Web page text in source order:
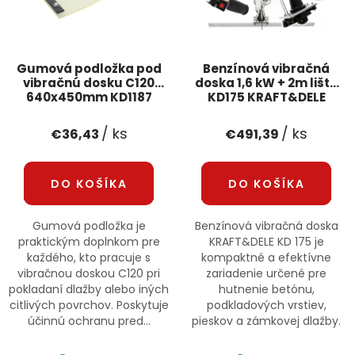
Gumová podložka pod
vibračnú dosku C120
640x450mm KD1187
€36,43 / ks
DO KOŠÍKA
Gumová podložka je
praktickým doplnkom pre
každého, kto pracuje s
vibračnou doskou C120 pri
pokladaní dlažby alebo iných
citlivých povrchov. Poskytuje
účinnú ochranu pred...
Benzínová vibračná
doska 1,6 kW + 2m lišta
KD175 KRAFT&DELE
€491,39 / ks
DO KOŠÍKA
Benzínová vibračná doska
KRAFT&DELE KD 175 je
kompaktné a efektívne
zariadenie určené pre
hutnenie betónu,
podkladových vrstiev,
pieskov a zámkovej dlažby.